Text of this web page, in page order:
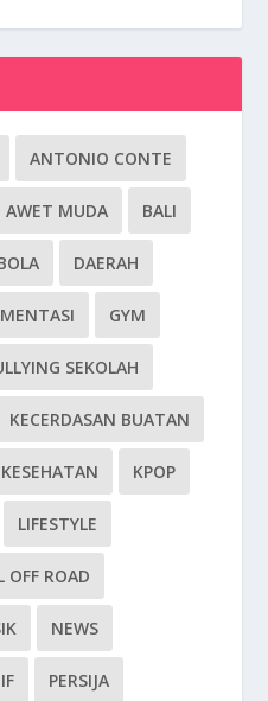
ANTONIO CONTE
AWET MUDA BALI
DAERAH
GYM
SEKOLAH
KECERDASAN BUATAN
KESEHATAN KPOP
LIFESTYLE
OFF ROAD
NEWS
PERSIJA